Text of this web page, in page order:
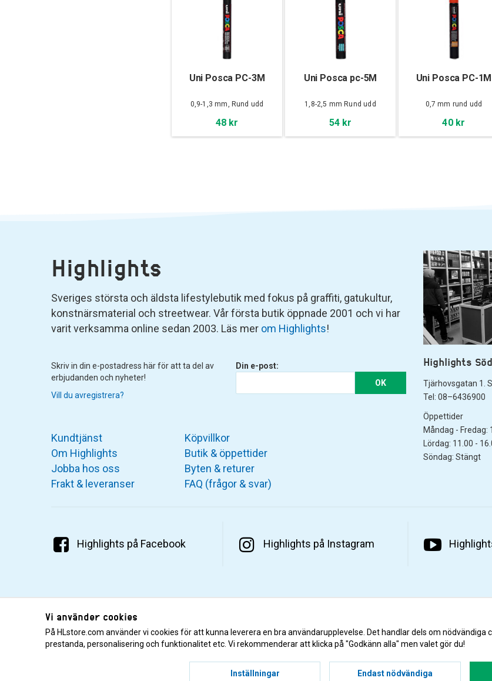
Uni Posca PC-3M
0,9-1,3 mm, Rund udd
48 kr
Uni Posca pc-5M
1,8-2,5 mm Rund udd
54 kr
Uni Posca PC-1M
0,7 mm rund udd
40 kr
Highlights
Sveriges största och äldsta lifestylebutik med fokus på graffiti, gatukultur,
konstnärsmaterial och streetwear. Vår första butik öppnade 2001 och vi har
varit verksamma online sedan 2003. Läs mer om Highlights!
Skriv in din e-postadress här för att ta del av
erbjudanden och nyheter!
Vill du avregistrera?
Din e-post:
OK
Highlights
Tjärhovsgatan 1.
Tel: 08–6436900
Öppettider
Måndag - Fredag:
Lördag: 11.00 -
Söndag: Stängt
Kundtjänst
Om Highlights
Jobba hos oss
Frakt & leveranser
Köpvillkor
Butik & öppettider
Byten & returer
FAQ (frågor & svar)
Highlights på Facebook Highlights på Instagram
© 2001–2026 Highlights/KR Distribution AB.
Vi använder cookies
På HLstore.com använder vi cookies för att kunna leverera en bra användarupplevelse. Det handlar dels om
prestanda, personalisering och funktionalitet etc. Vi rekommenderar att klicka på "Godkänn alla" men valet gör du!
Inställningar Endast nödvändiga